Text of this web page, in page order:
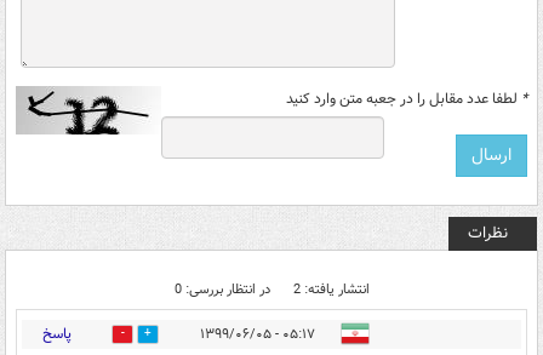
* لطفا عدد مقابل را در جعبه متن وارد کنید
نظرات
انتشار یافته: 2 در انتظار بررسی: 0
۰۵:۱۷ - ۱۳۹۹/۰۶/۰۵ 16 پاسخ